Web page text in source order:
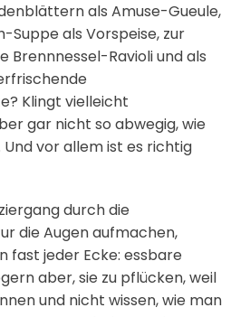
als Amuse-Gueule,
Suppe als Vorspeise, zur
Brennnessel-Ravioli und als
Klingt vielleicht
gar nicht so abwegig, wie
vor allem ist es richtig
durch die
die Augen aufmachen,
fast jeder Ecke: essbare
aber, sie zu pflücken, weil
und nicht wissen, wie man